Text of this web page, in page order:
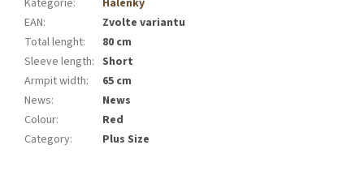
EAN:
Zvolte variantu
Total lenght:
80 cm
Sleeve length: Short
Armpit width:
65 cm
News:
News
Colour:
Red
Category: Plus Size